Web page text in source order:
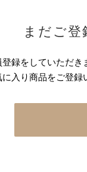
まだご
登録をしていただき
に入り商品をご登録